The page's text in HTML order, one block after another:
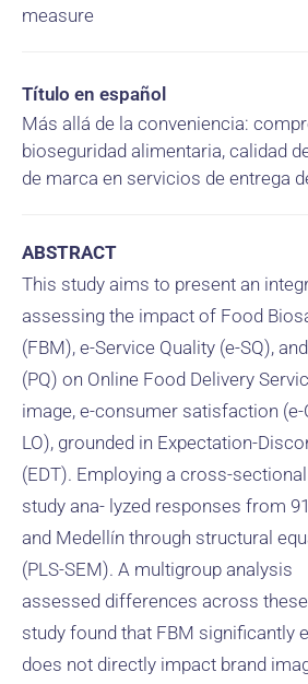
measure
Título en español
Más allá de la conveniencia:
bioseguridad alimentaria, calidad
de marca en servicios de entrega
ABSTRACT
This study aims to present an
assessing the impact of Food
(FBM), e-Service Quality (e-SQ),
(PQ) on Online Food Delivery
image, e-consumer satisfaction (e-
LO), grounded in Expectation-
(EDT). Employing a cross-
study ana- lyzed responses from
and Medellín through structural
(PLS-SEM). A multigroup analysis
assessed differences across
study found that FBM significantly
does not directly impact brand